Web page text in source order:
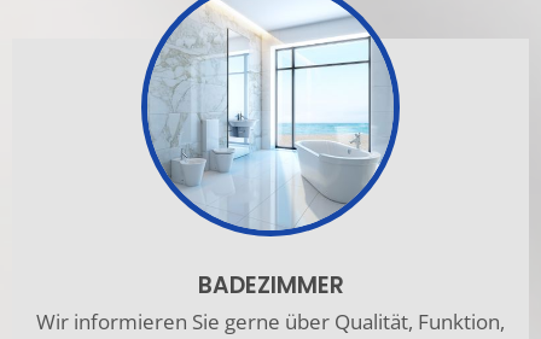
BADEZIMMER
Wir informieren Sie gerne über Qualität, Funktion,